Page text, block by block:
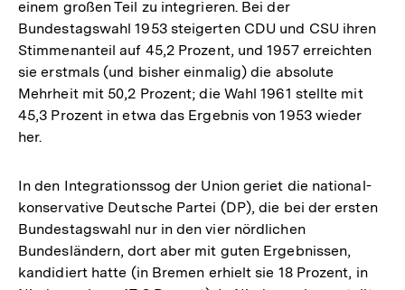
einem großen Teil zu integrieren. Bei der
Bundestagswahl 1953 steigerten CDU und CSU ihren
Stimmenanteil auf 45,2 Prozent, und 1957 erreichten
sie erstmals (und bisher einmalig) die absolute
Mehrheit mit 50,2 Prozent; die Wahl 1961 stellte mit
45,3 Prozent in etwa das Ergebnis von 1953 wieder
her.
In den Integrationssog der Union geriet die national-
konservative Deutsche Partei (DP), die bei der ersten
Bundestagswahl nur in den vier nördlichen
Bundesländern, dort aber mit guten Ergebnissen,
kandidiert hatte (in Bremen erhielt sie 18 Prozent, in